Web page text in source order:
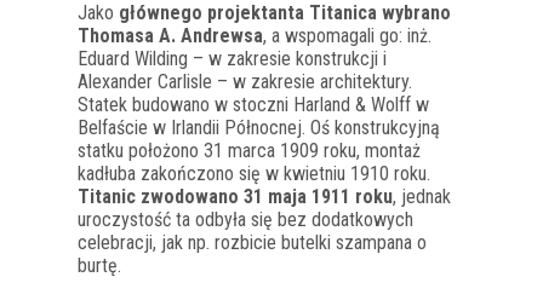
Jako głównego projektanta Titanica wybrano
Thomasa A. Andrewsa, a wspomagali go: inż.
Eduard Wilding – w zakresie konstrukcji i
Alexander Carlisle – w zakresie architektury.
Statek budowano w stoczni Harland & Wolff w
Belfaście w Irlandii Północnej. Oś konstrukcyjną
statku położono 31 marca 1909 roku, montaż
kadłuba zakończono się w kwietniu 1910 roku.
Titanic zwodowano 31 maja 1911 roku, jednak
uroczystość ta odbyła się bez dodatkowych
celebracji, jak np. rozbicie butelki szampana o
burtę.